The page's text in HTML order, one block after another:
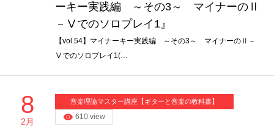
ーキー実践編 ～その3～ マイナーのⅡ
－Ⅴでのソロプレイ1』
【vol.54】マイナーキー実践編 ～その3～ マイナーのⅡ－
Ⅴでのソロプレイ1(…
8
2月
音楽理論マスター講座【ギターと音楽の教科書】
610 view